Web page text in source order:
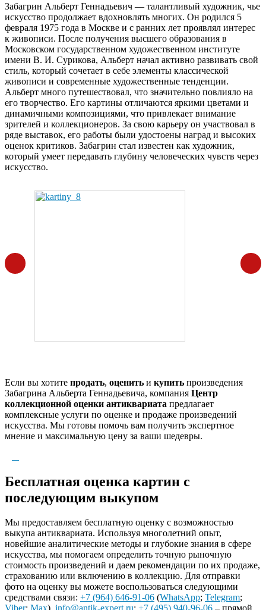
Забагрин Альберт Геннадьевич — талантливый художник, чье
искусство продолжает вдохновлять многих. Он родился 5
февраля 1975 года в Москве и с ранних лет проявлял интерес
к живописи. После получения высшего образования в
Московском государственном художественном институте
имени В. И. Сурикова, Альберт начал активно развивать свой
стиль, который сочетает в себе элементы классической
живописи и современные художественные тенденции.
Альберт много путешествовал, что значительно повлияло на
его творчество. Его картины отличаются яркими цветами и
динамичными композициями, что привлекает внимание
зрителей и коллекционеров. За свою карьеру он участвовал в
ряде выставок, его работы были удостоены наград и высоких
оценок критиков. Забагрин стал известен как художник,
который умеет передавать глубину человеческих чувств через
искусство.
Если вы хотите продать, оценить и купить произведения
Забагрина Альберта Геннадьевича, компания Центр
коллекционной оценки антиквариата предлагает
комплексные услуги по оценке и продаже произведений
искусства. Мы готовы помочь вам получить экспертное
мнение и максимальную цену за ваши шедевры.
Бесплатная оценка картин с
последующим выкупом
Мы предоставляем бесплатную оценку с возможностью
выкупа антиквариата. Используя многолетний опыт,
новейшие аналитические методы и глубокие знания в сфере
искусства, мы помогаем определить точную рыночную
стоимость произведений и даем рекомендации по их продаже,
страхованию или включению в коллекцию. Для отправки
фото на оценку вы можете воспользоваться следующими
средствами связи: +7 (964) 646-91-06 (WhatsApp; Telegram;